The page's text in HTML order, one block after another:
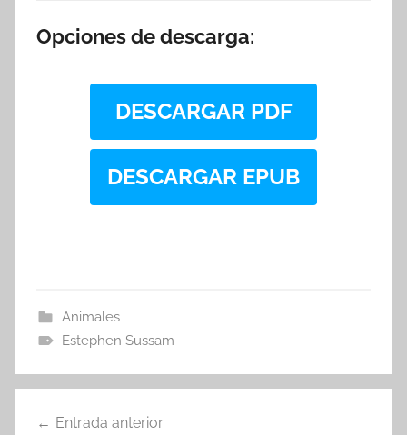
Opciones de descarga:
DESCARGAR PDF
DESCARGAR EPUB
Animales
Estephen Sussam
Entrada anterior